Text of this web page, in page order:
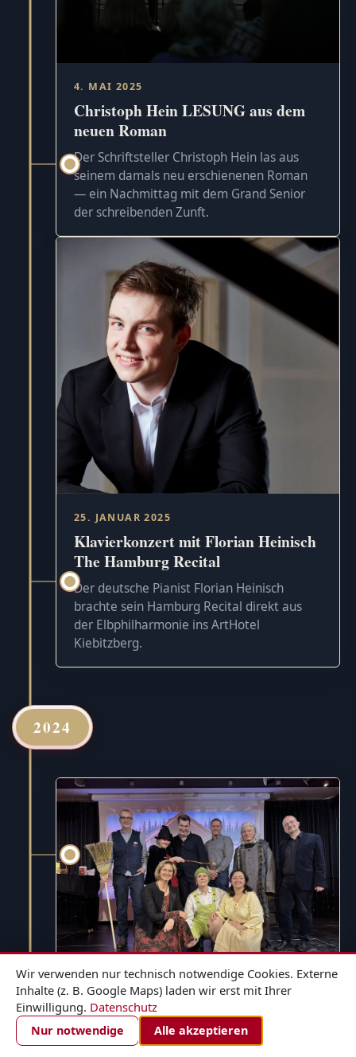
4. MAI 2025
Christoph Hein LESUNG aus dem
neuen Roman
Der Schriftsteller Christoph Hein las aus
seinem damals neu erschienenen Roman
— ein Nachmittag mit dem Grand Senior
der schreibenden Zunft.
25. JANUAR 2025
Klavierkonzert mit Florian Heinisch
The Hamburg Recital
Der deutsche Pianist Florian Heinisch
brachte sein Hamburg Recital direkt aus
der Elbphilharmonie ins ArtHotel
Kiebitzberg.
2024
1. DEZEMBER 2024
Hänsel und Gretel - für die ganze
ZIMMER BUCHEN
Wir verwenden nur technisch notwendige Cookies. Externe
Inhalte (z. B. Google Maps) laden wir erst mit Ihrer
Einwilligung. Datenschutz
Nur notwendige Alle akzeptieren